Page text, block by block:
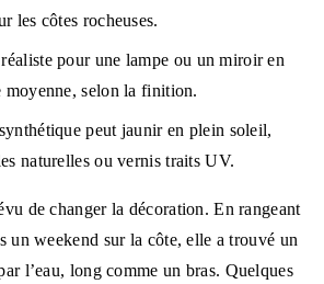
les côtes rocheuses.
pour une lampe ou un miroir en
selon la finition.
peut jaunir en plein soleil,
naturelles ou vernis traits UV.
de changer la décoration. En rangeant
un weekend sur la côte, elle a trouvé un
l’eau, long comme un bras. Quelques